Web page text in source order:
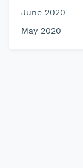
June 2020
May 2020